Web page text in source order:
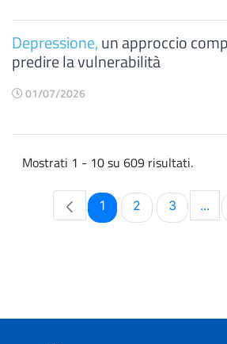
Depressione,un approccio
predire la vulnerabilità
01/07/2026
Mostrati 1 - 10 su 609 risultati.
Pagina
1 Pagina
2 Pagina
3 ...